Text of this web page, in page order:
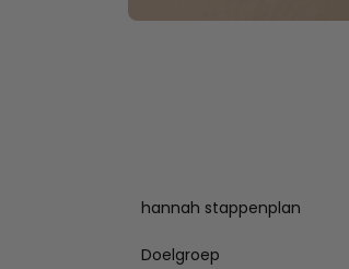
hannah stappenplan
Doelgroep